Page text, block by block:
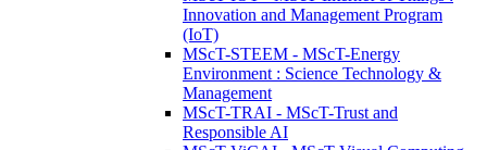
Innovation and Management Program
(IoT)
MScT-STEEM - MScT-Energy
Environment : Science Technology &
Management
MScT-TRAI - MScT-Trust and
Responsible AI